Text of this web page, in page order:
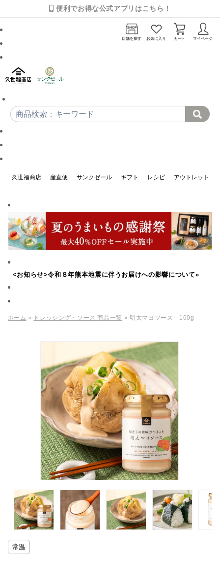
便利でお得な公式アプリはこちら！
店舗を探す お気に入り カート マイページ
久世福商店 産直便 サンクゼール ギフト レシピ アウトレット
<お知らせ>令和８年熊本地震に伴うお届けへの影響について»
ホーム » ドレッシング・ソース 商品一覧 » 明太マヨソース 160g
常温